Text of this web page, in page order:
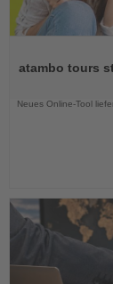
die
atambo tours
Neues Online-Tool